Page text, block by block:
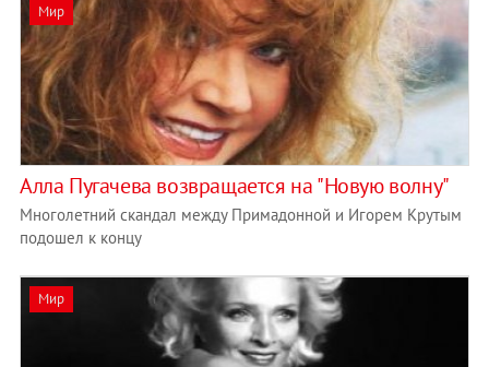
Мир
Алла Пугачева возвращается на "Новую волну"
Многолетний скандал между Примадонной и Игорем Крутым
подошел к концу
Мир